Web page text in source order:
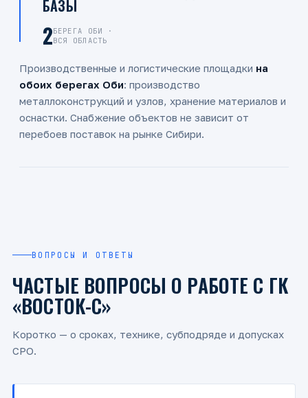
БАЗЫ
2БЕРЕГА ОБИ ·
ВСЯ ОБЛАСТЬ
Производственные и логистические площадки на
обоих берегах Оби: производство
металлоконструкций и узлов, хранение материалов и
оснастки. Снабжение объектов не зависит от
перебоев поставок на рынке Сибири.
ВОПРОСЫ И ОТВЕТЫ
ЧАСТЫЕ ВОПРОСЫ О РАБОТЕ С ГК
«ВОСТОК-С»
Коротко — о сроках, технике, субподряде и допусках
СРО.